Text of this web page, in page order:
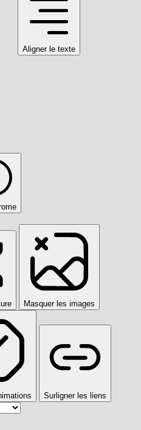
Aligner le texte
Masquer les images
Surligner les liens